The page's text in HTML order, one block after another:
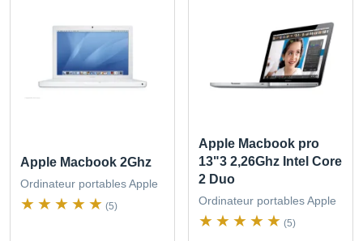
Apple Macbook 2Ghz
Ordinateur portables Apple
(5)
Apple Macbook pro
13"3 2,26Ghz Intel Core
2 Duo
Ordinateur portables Apple
(5)